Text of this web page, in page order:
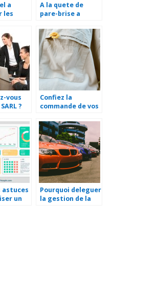
a
les
A la quete de
pare-brise a
vous
?
Confiez la
commande de vos
personnalisés à
un professionnel
astuces
un
Pourquoi deleguer
la gestion de la